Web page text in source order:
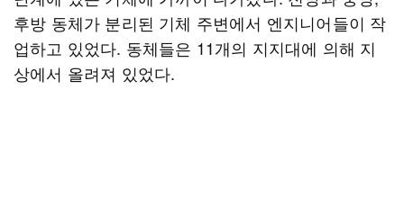
후방 동체가 분리된 기체 주변에서 엔지니어들이 작
업하고 있었다. 동체들은 11개의 지지대에 의해 지
상에서 올려져 있었다.